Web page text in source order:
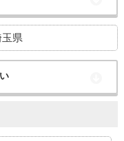
玉県